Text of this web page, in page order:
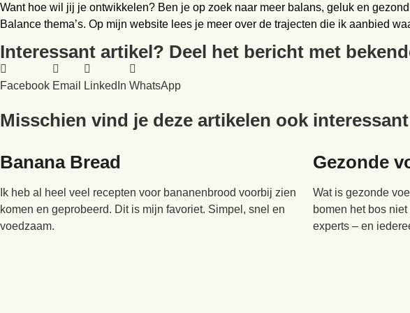
Want hoe wil jij je ontwikkelen? Ben je op zoek naar meer balans, geluk en
Balance thema’s. Op mijn website lees je meer over de trajecten die ik aanbied
Interessant artikel? Deel het bericht met
Facebook Email LinkedIn WhatsApp
Misschien vind je deze artikelen ook interessant
Banana Bread
Ik heb al heel veel recepten voor bananenbrood voorbij zien
komen en geprobeerd. Dit is mijn favoriet. Simpel, snel en
voedzaam.
Gezonde
Wat is gezonde
bomen het bos
experts – en